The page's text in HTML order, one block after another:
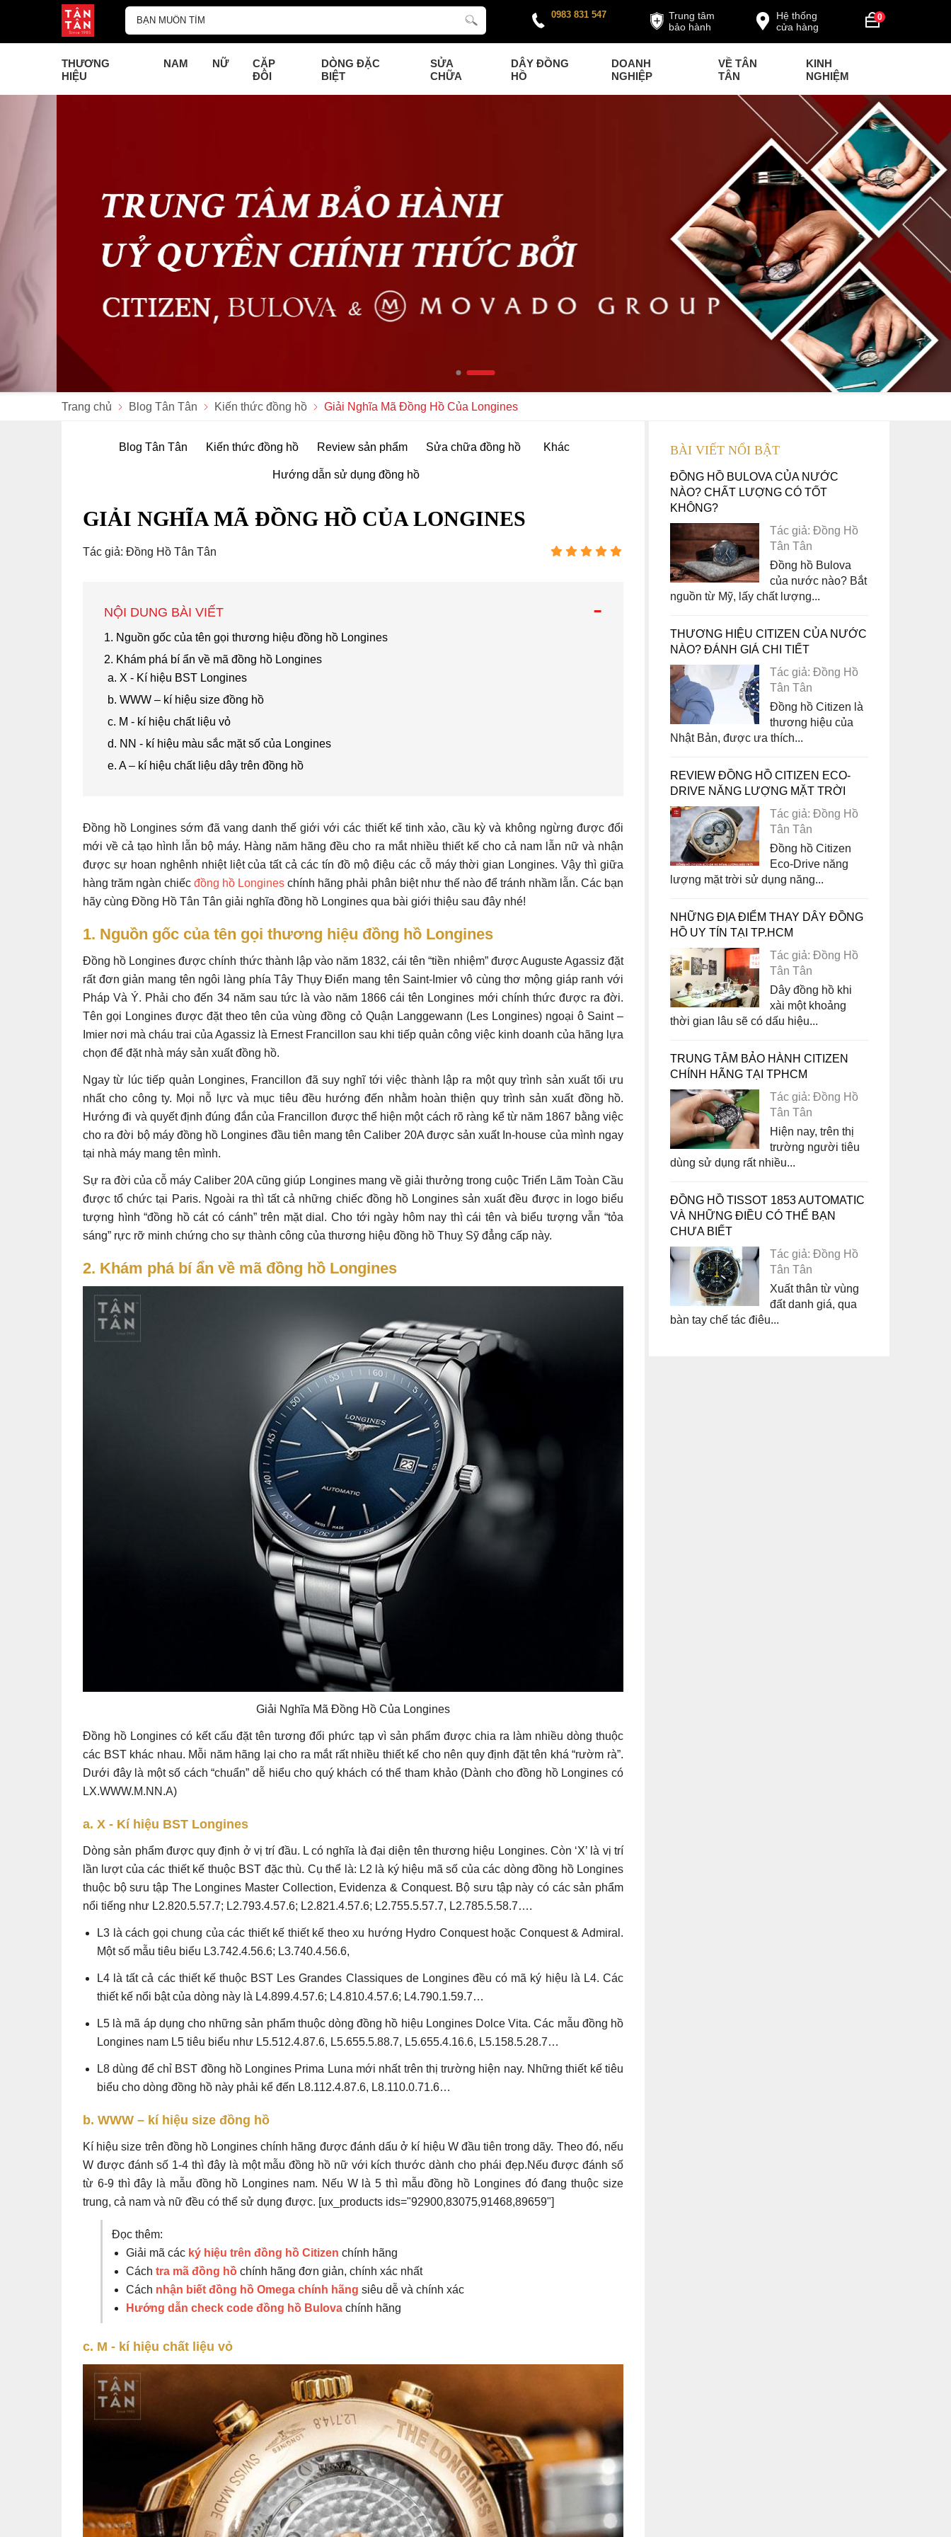
0
Hệ thống
cửa hàng
Trung tâm
bảo hành
0983 831 547
THƯƠNG
HIỆU
NAM NỮ
CẶP
ĐÔI
DÒNG ĐẶC
BIỆT
SỬA
CHỮA
DÂY ĐỒNG
HỒ
DOANH
NGHIỆP
VỀ TÂN
TÂN
KINH
NGHIỆM
Trang chủ Blog Tân Tân Kiến thức đồng hồ Giải Nghĩa Mã Đồng Hồ Của Longines
Blog Tân Tân Kiến thức đồng hồ Review sản phẩm Sửa chữa đồng hồ Khác
Hướng dẫn sử dụng đồng hồ
GIẢI NGHĨA MÃ ĐỒNG HỒ CỦA LONGINES
Tác giả: Đồng Hồ Tân Tân
-
NỘI DUNG BÀI VIẾT
1. Nguồn gốc của tên gọi thương hiệu đồng hồ Longines
2. Khám phá bí ẩn về mã đồng hồ Longines
a. X - Kí hiệu BST Longines
b. WWW – kí hiệu size đồng hồ
c. M - kí hiệu chất liệu vỏ
d. NN - kí hiệu màu sắc mặt số của Longines
e. A – kí hiệu chất liệu dây trên đồng hồ
Đồng hồ Longines sớm đã vang danh thế giới với các thiết kế tinh xảo, cầu kỳ và không ngừng được đổi
mới về cả tạo hình lẫn bộ máy. Hàng năm hãng đều cho ra mắt nhiều thiết kế cho cả nam lẫn nữ và nhận
được sự hoan nghênh nhiệt liệt của tất cả các tín đồ mộ điệu các cỗ máy thời gian Longines. Vậy thì giữa
hàng trăm ngàn chiếcđồng hồ Longines chính hãng phải phân biệt như thế nào để tránh nhầm lẫn. Các bạn
hãy cùng Đồng Hồ Tân Tân giải nghĩa đồng hồ Longines qua bài giới thiệu sau đây nhé!
1. Nguồn gốc của tên gọi thương hiệu đồng hồ Longines
Đồng hồ Longines được chính thức thành lập vào năm 1832, cái tên “tiền nhiệm” được Auguste Agassiz đặt
rất đơn giản mang tên ngôi làng phía Tây Thụy Điển mang tên Saint-Imier vô cùng thơ mộng giáp ranh với
Pháp Và Ý. Phải cho đến 34 năm sau tức là vào năm 1866 cái tên Longines mới chính thức được ra đời.
Tên gọi Longines được đặt theo tên của vùng đồng cỏ Quận Langgewann (Les Longines) ngoại ô Saint –
Imier nơi mà cháu trai của Agassiz là Ernest Francillon sau khi tiếp quản công việc kinh doanh của hãng lựa
chọn để đặt nhà máy sản xuất đồng hồ.
Ngay từ lúc tiếp quản Longines, Francillon đã suy nghĩ tới việc thành lập ra một quy trình sản xuất tối ưu
nhất cho công ty. Mọi nỗ lực và mục tiêu đều hướng đến nhằm hoàn thiện quy trình sản xuất đồng hồ.
Hướng đi và quyết định đúng đắn của Francillon được thể hiện một cách rõ ràng kể từ năm 1867 bằng việc
cho ra đời bộ máy đồng hồ Longines đầu tiên mang tên Caliber 20A được sản xuất In-house của mình ngay
tại nhà máy mang tên mình.
Sự ra đời của cỗ máy Caliber 20A cũng giúp Longines mang về giải thưởng trong cuộc Triển Lãm Toàn Cầu
được tổ chức tại Paris. Ngoài ra thì tất cả những chiếc đồng hồ Longines sản xuất đều được in logo biểu
tượng hình “đồng hồ cát có cánh” trên mặt dial. Cho tới ngày hôm nay thì cái tên và biểu tượng vẫn “tỏa
sáng” rực rỡ minh chứng cho sự thành công của thương hiệu đồng hồ Thuỵ Sỹ đẳng cấp này.
2. Khám phá bí ẩn về mã đồng hồ Longines
Giải Nghĩa Mã Đồng Hồ Của Longines
Đồng hồ Longines có kết cấu đặt tên tương đối phức tạp vì sản phẩm được chia ra làm nhiều dòng thuộc
các BST khác nhau. Mỗi năm hãng lại cho ra mắt rất nhiều thiết kế cho nên quy định đặt tên khá “rườm rà”.
Dưới đây là một số cách “chuẩn” dễ hiểu cho quý khách có thể tham khảo (Dành cho đồng hồ Longines có
LX.WWW.M.NN.A)
a. X - Kí hiệu BST Longines
Dòng sản phẩm được quy định ở vị trí đầu. L có nghĩa là đại diện tên thương hiệu Longines. Còn ‘X’ là vị trí
lần lượt của các thiết kế thuộc BST đặc thù. Cụ thể là: L2 là ký hiệu mã số của các dòng đồng hồ Longines
thuộc bộ sưu tập The Longines Master Collection, Evidenza & Conquest. Bộ sưu tập này có các sản phẩm
nổi tiếng như L2.820.5.57.7; L2.793.4.57.6; L2.821.4.57.6; L2.755.5.57.7, L2.785.5.58.7….
L3 là cách gọi chung của các thiết kế thiết kế theo xu hướng Hydro Conquest hoặc Conquest & Admiral.
Một số mẫu tiêu biểu L3.742.4.56.6; L3.740.4.56.6,
L4 là tất cả các thiết kế thuộc BST Les Grandes Classiques de Longines đều có mã ký hiệu là L4. Các
thiết kế nổi bật của dòng này là L4.899.4.57.6; L4.810.4.57.6; L4.790.1.59.7…
L5 là mã áp dụng cho những sản phẩm thuộc dòng đồng hồ hiệu Longines Dolce Vita. Các mẫu đồng hồ
Longines nam L5 tiêu biểu như L5.512.4.87.6, L5.655.5.88.7, L5.655.4.16.6, L5.158.5.28.7…
L8 dùng để chỉ BST đồng hồ Longines Prima Luna mới nhất trên thị trường hiện nay. Những thiết kế tiêu
biểu cho dòng đồng hồ này phải kể đến L8.112.4.87.6, L8.110.0.71.6…
b. WWW – kí hiệu size đồng hồ
Kí hiệu size trên đồng hồ Longines chính hãng được đánh dấu ở kí hiệu W đầu tiên trong dãy. Theo đó, nếu
W được đánh số 1-4 thì đây là một mẫu đồng hồ nữ với kích thước dành cho phái đẹp.Nếu được đánh số
từ 6-9 thì đây là mẫu đồng hồ Longines nam. Nếu W là 5 thì mẫu đồng hồ Longines đó đang thuộc size
trung, cả nam và nữ đều có thể sử dụng được. [ux_products ids="92900,83075,91468,89659"]
Đọc thêm:
Giải mã các ký hiệu trên đồng hồ Citizen chính hãng
Cách tra mã đồng hồ chính hãng đơn giản, chính xác nhất
Cách nhận biết đồng hồ Omega chính hãng siêu dễ và chính xác
Hướng dẫn check code đồng hồ Bulova chính hãng
c. M - kí hiệu chất liệu vỏ
BÀI VIẾT NỔI BẬT
ĐỒNG HỒ BULOVA CỦA NƯỚC
NÀO? CHẤT LƯỢNG CÓ TỐT
KHÔNG?
Tác giả: Đồng Hồ
Tân Tân
Đồng hồ Bulova
của nước nào? Bắt
nguồn từ Mỹ, lấy chất lượng...
THƯƠNG HIỆU CITIZEN CỦA NƯỚC
NÀO? ĐÁNH GIÁ CHI TIẾT
Tác giả: Đồng Hồ
Tân Tân
Đồng hồ Citizen là
thương hiệu của
Nhật Bản, được ưa thích...
REVIEW ĐỒNG HỒ CITIZEN ECO-
DRIVE NĂNG LƯỢNG MẶT TRỜI
Tác giả: Đồng Hồ
Tân Tân
Đồng hồ Citizen
Eco-Drive năng
lượng mặt trời sử dụng năng...
NHỮNG ĐỊA ĐIỂM THAY DÂY ĐỒNG
HỒ UY TÍN TẠI TP.HCM
Tác giả: Đồng Hồ
Tân Tân
Dây đồng hồ khi
xài một khoảng
thời gian lâu sẽ có dấu hiệu...
TRUNG TÂM BẢO HÀNH CITIZEN
CHÍNH HÃNG TẠI TPHCM
Tác giả: Đồng Hồ
Tân Tân
Hiện nay, trên thị
trường người tiêu
dùng sử dụng rất nhiều...
ĐỒNG HỒ TISSOT 1853 AUTOMATIC
VÀ NHỮNG ĐIỀU CÓ THỂ BẠN
CHƯA BIẾT
Tác giả: Đồng Hồ
Tân Tân
Xuất thân từ vùng
đất danh giá, qua
bàn tay chế tác điêu...